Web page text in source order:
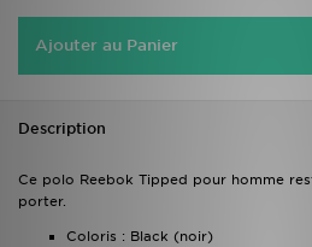
Ajouter au Panier
Description
Ce polo Reebok Tipped pour homme
porter.
Coloris : Black (noir)